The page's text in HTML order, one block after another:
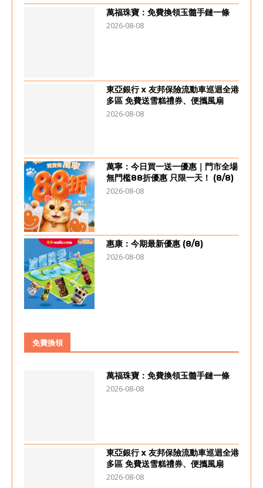
萬福珠寶：免費換領玉髓手鏈一條
2026-08-08
東亞銀行 x 友邦保險流動車巡迴全港
多區 免費送雪糕禮券、便攜風扇
2026-08-08
萬寧：今日買一送一優惠｜門市全場
無門檻88折優惠 只限一天！ (8/8)
2026-08-08
惠康：今期最新優惠 (8/8)
2026-08-08
免費換領
萬福珠寶：免費換領玉髓手鏈一條
2026-08-08
東亞銀行 x 友邦保險流動車巡迴全港
多區 免費送雪糕禮券、便攜風扇
2026-08-08